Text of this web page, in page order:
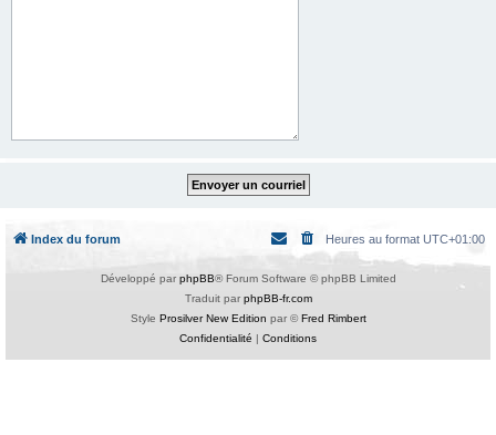
Index du forum Heures au format UTC+01:00
Développé par phpBB® Forum Software © phpBB Limited
Traduit par phpBB-fr.com
Style Prosilver New Edition par ©Fred Rimbert
Confidentialité | Conditions